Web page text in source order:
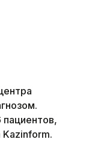
пациентов,
Kazinform.